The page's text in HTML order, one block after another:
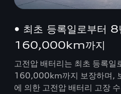
• 최초 등록일로부터 8
160,000km까지
고전압 배터리는 최초 등록일
160,000km까지 보장하며,
에 의한 고전압 배터리 고장